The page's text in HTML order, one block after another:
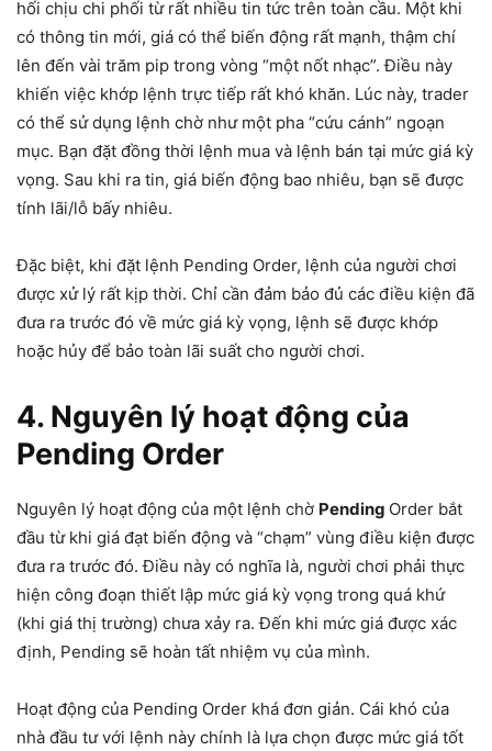
hối chịu chi phối từ rất nhiều tin tức trên toàn cầu. Một khi
có thông tin mới, giá có thể biến động rất mạnh, thậm chí
lên đến vài trăm pip trong vòng “một nốt nhạc”. Điều này
khiến việc khớp lệnh trực tiếp rất khó khăn. Lúc này, trader
có thể sử dụng lệnh chờ như một pha “cứu cánh” ngoạn
mục. Bạn đặt đồng thời lệnh mua và lệnh bán tại mức giá kỳ
vọng. Sau khi ra tin, giá biến động bao nhiêu, bạn sẽ được
tính lãi/lỗ bấy nhiêu.
Đặc biệt, khi đặt lệnh Pending Order, lệnh của người chơi
được xử lý rất kịp thời. Chỉ cần đảm bảo đủ các điều kiện đã
đưa ra trước đó về mức giá kỳ vọng, lệnh sẽ được khớp
hoặc hủy để bảo toàn lãi suất cho người chơi.
4. Nguyên lý hoạt động của
Pending Order
Nguyên lý hoạt động của một lệnh chờ Pending Order bắt
đầu từ khi giá đạt biến động và “chạm” vùng điều kiện được
đưa ra trước đó. Điều này có nghĩa là, người chơi phải thực
hiện công đoạn thiết lập mức giá kỳ vọng trong quá khứ
(khi giá thị trường) chưa xảy ra. Đến khi mức giá được xác
định, Pending sẽ hoàn tất nhiệm vụ của mình.
Hoạt động của Pending Order khá đơn giản. Cái khó của
nhà đầu tư với lệnh này chính là lựa chọn được mức giá tốt